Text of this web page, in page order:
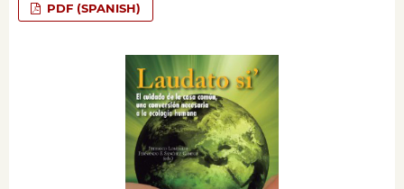
PDF (SPANISH)